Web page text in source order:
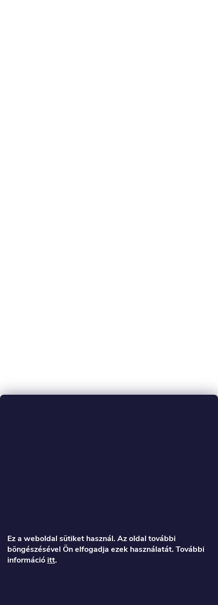
Ez a weboldal sütiket használ. Az oldal további
böngészésével Ön elfogadja ezek használatát. További
információ itt.
á
b